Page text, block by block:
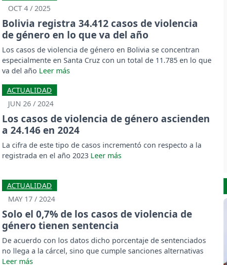
OCT 4 / 2025
Bolivia registra 34.412 casos de violencia
de género en lo que va del año
Los casos de violencia de género en Bolivia se concentran
especialmente en Santa Cruz con un total de 11.785 en lo que
va del año
ACTUALIDAD
JUN 26 / 2024
Los casos de violencia de género ascienden
a 24.146 en 2024
La cifra de este tipo de casos incrementó con respecto a la
registrada en el año 2023
ACTUALIDAD
MAY 17 / 2024
Solo el 0,7% de los casos de violencia de
género tienen sentencia
De acuerdo con los datos dicho porcentaje de sentenciados
no llega a la cárcel, sino que cumple sanciones alternativas